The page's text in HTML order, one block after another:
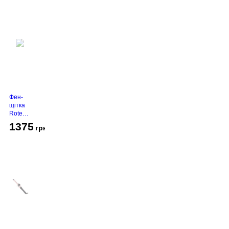
Фен-
щітка
Rotex
RHC-
490-T
1375 грн